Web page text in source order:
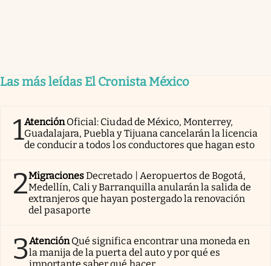
Las más leídas El Cronista México
1AtenciónOficial: Ciudad de México, Monterrey,
Guadalajara, Puebla y Tijuana cancelarán la licencia
de conducir a todos los conductores que hagan esto
2MigracionesDecretado | Aeropuertos de Bogotá,
Medellín, Cali y Barranquilla anularán la salida de
extranjeros que hayan postergado la renovación
del pasaporte
3AtenciónQué significa encontrar una moneda en
la manija de la puerta del auto y por qué es